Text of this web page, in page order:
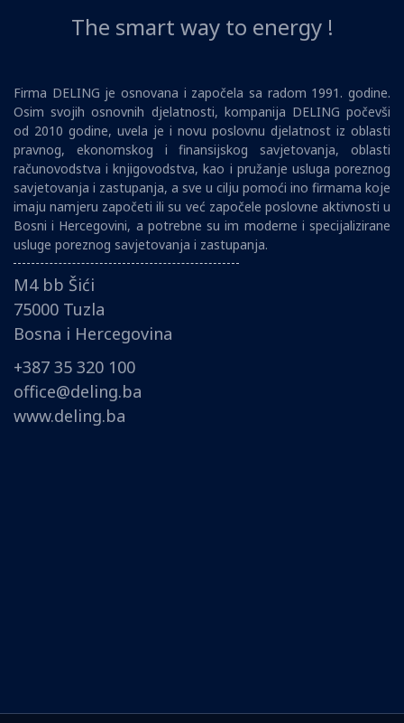
The smart way to energy !
Firma DELING je osnovana i započela sa radom 1991. godine.
Osim svojih osnovnih djelatnosti, kompanija DELING počevši
od 2010 godine, uvela je i novu poslovnu djelatnost iz oblasti
pravnog, ekonomskog i finansijskog savjetovanja, oblasti
računovodstva i knjigovodstva, kao i pružanje usluga poreznog
savjetovanja i zastupanja, a sve u cilju pomoći ino firmama koje
imaju namjeru započeti ili su već započele poslovne aktivnosti u
Bosni i Hercegovini, a potrebne su im moderne i specijalizirane
usluge poreznog savjetovanja i zastupanja.
M4 bb Šići
75000 Tuzla
Bosna i Hercegovina
+387 35 320 100
office@deling.ba
www.deling.ba